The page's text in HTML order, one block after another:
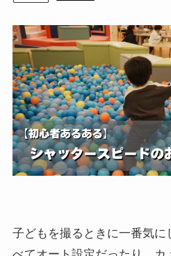
子どもを撮るときに一番気に